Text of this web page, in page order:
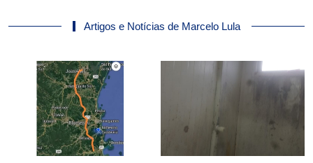
Artigos e Notícias de Marcelo Lula